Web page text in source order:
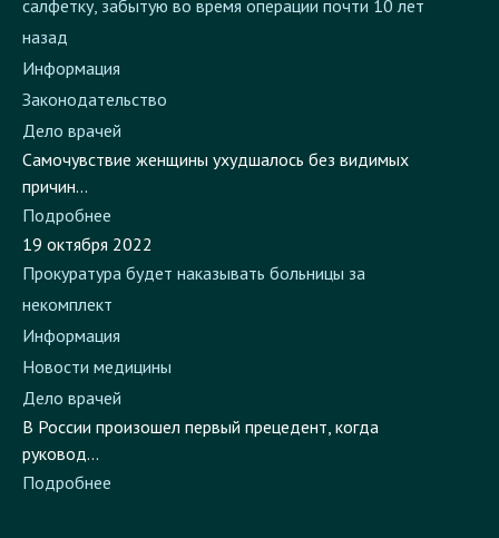
назад
Информация
Законодательство
Дело врачей
Самочувствие женщины ухудшалось без видимых
причин...
Подробнее
19 октября 2022
Прокуратура будет наказывать больницы за
некомплект
Информация
Новости медицины
Дело врачей
В России произошел первый прецедент, когда
руковод...
Подробнее